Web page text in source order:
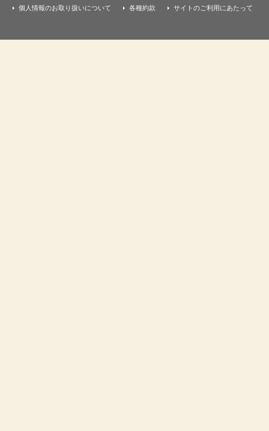
個人情報のお取り扱いについて 各種約款 サイトのご利用にあたって